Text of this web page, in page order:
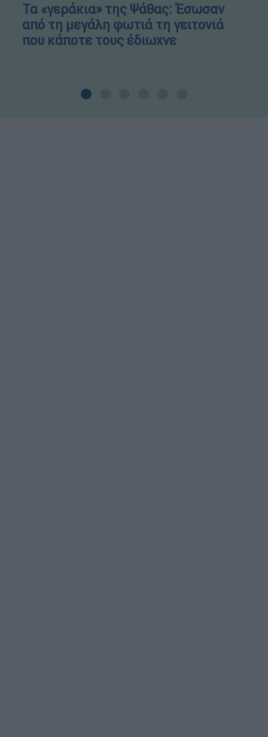
Τα «γεράκια» της Ψάθας: Έσωσαν
από τη μεγάλη φωτιά τη γειτονιά
που κάποτε τους έδιωχνε